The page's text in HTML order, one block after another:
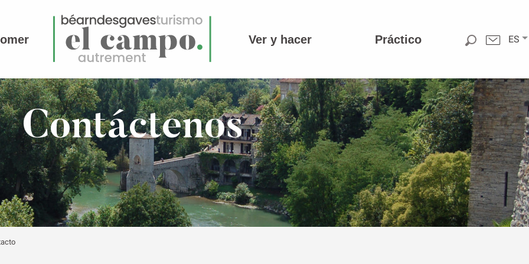
ES
Ver y hacer Práctico
Contáctenos